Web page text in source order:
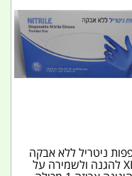
ניטריל ללא אבקה
XL להגנה ולשמירה על